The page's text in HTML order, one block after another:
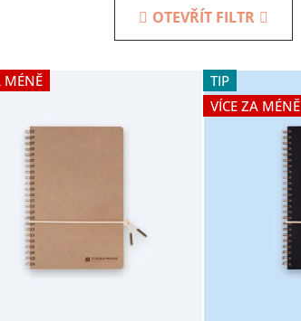
OTEVŘÍT FILTR
MÉNĚ
TIP
VÍCE ZA MÉNĚ